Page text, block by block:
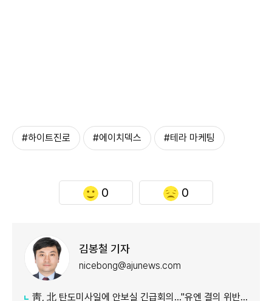
#하이트진로 #에이치덱스 #테라 마케팅
0 0
김봉철 기자
nicebong@ajunews.com
靑, 北 탄도미사일에 안보실 긴급회의…"유엔 결의 위반, 즉각 중단 촉구"